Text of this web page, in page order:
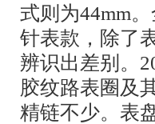
式则为44mm
针表款，除了
辨识出差别。
胶纹路表圈及
精链不少。表